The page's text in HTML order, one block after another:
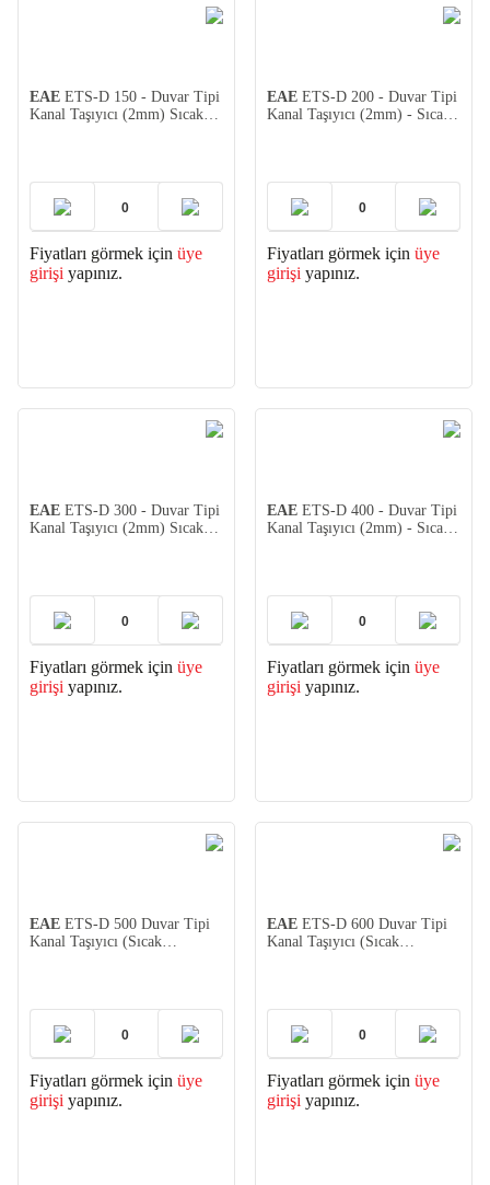
EAE ETS-D 150 - Duvar Tipi
Kanal Taşıyıcı (2mm) Sıcak
Fiyatları görmek için üye
girişi yapınız.
EAE ETS-D 200 - Duvar Tipi
Kanal Taşıyıcı (2mm) - Sıcak
Fiyatları görmek için üye
girişi yapınız.
EAE ETS-D 300 - Duvar Tipi
Kanal Taşıyıcı (2mm) Sıcak
Fiyatları görmek için üye
girişi yapınız.
EAE ETS-D 400 - Duvar Tipi
Kanal Taşıyıcı (2mm) - Sıcak
Fiyatları görmek için üye
girişi yapınız.
EAE ETS-D 500 Duvar Tipi
Kanal Taşıyıcı (Sıcak
Fiyatları görmek için üye
girişi yapınız.
EAE ETS-D 600 Duvar Tipi
Kanal Taşıyıcı (Sıcak
Fiyatları görmek için üye
girişi yapınız.